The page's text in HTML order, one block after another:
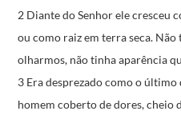
2 Diante do Senhor ele cresceu
ou como raiz em terra seca. Não
olharmos, não tinha aparência
3 Era desprezado como o último
homem coberto de dores, cheio